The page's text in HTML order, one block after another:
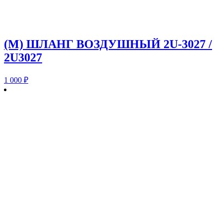
(M) ШЛАНГ ВОЗДУШНЫЙ 2U-3027 /
2U3027
1 000 ₽